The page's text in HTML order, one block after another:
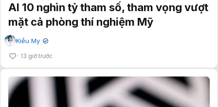
AI 10 nghìn tỷ tham số, tham vọng vượt
mặt cả phòng thí nghiệm Mỹ
Kiều My ✔
13 giờ trước